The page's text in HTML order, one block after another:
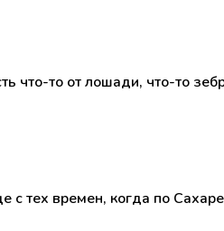
что-то от лошади, что-то
тех времен, когда по